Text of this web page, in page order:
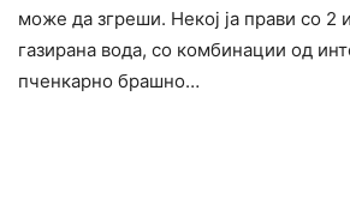
може да згреши. Некој ја прави со 2
газирана вода, со комбинации од
пченкарно брашно…